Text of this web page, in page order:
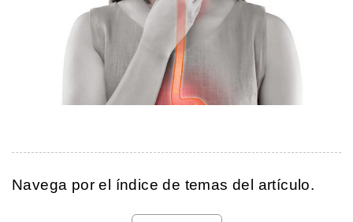
Navega por el índice de temas del artículo.